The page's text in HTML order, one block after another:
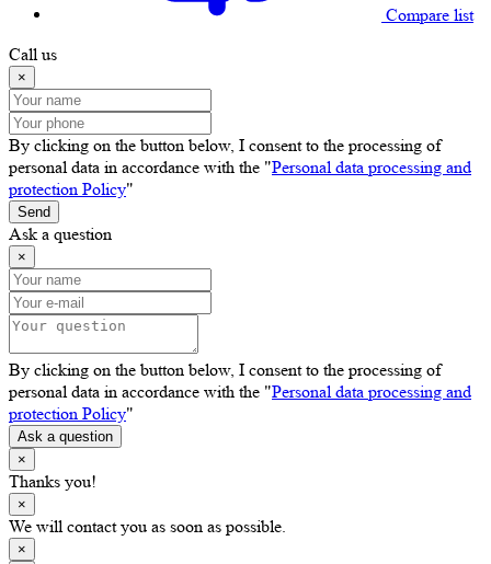
Compare list
Call us
×
By clicking on the button below, I consent to the processing of
personal data in accordance with the "Personal data processing and
protection Policy"
Send
Ask a question
×
By clicking on the button below, I consent to the processing of
personal data in accordance with the "Personal data processing and
protection Policy"
Ask a question
×
Thanks you!
×
We will contact you as soon as possible.
×